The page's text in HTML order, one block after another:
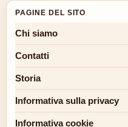
PAGINE DEL SITO
Chi siamo
Contatti
Storia
Informativa sulla privacy
Informativa cookie